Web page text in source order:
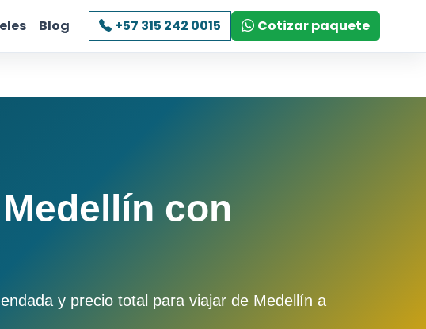
Blog +57 315 242 0015 Cotizar paquete
con
y precio total para viajar de Medellín a